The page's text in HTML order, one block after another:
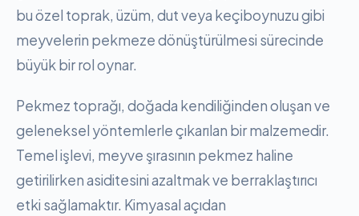
bu özel toprak, üzüm, dut veya keçiboynuzu gibi
meyvelerin pekmeze dönüştürülmesi sürecinde
büyük bir rol oynar.
Pekmez toprağı, doğada kendiliğinden oluşan ve
geleneksel yöntemlerle çıkarılan bir malzemedir.
Temel işlevi, meyve şırasının pekmez haline
getirilirken asiditesini azaltmak ve berraklaştırıcı
etki sağlamaktır. Kimyasal açıdan